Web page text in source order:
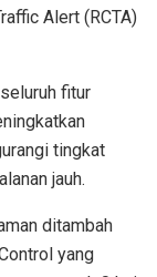
Alert (RCTA)
fitur
tingkat
jauh.
ditambah
yang